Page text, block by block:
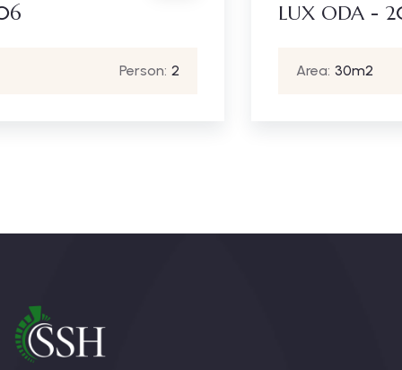
30m2 Person: 2